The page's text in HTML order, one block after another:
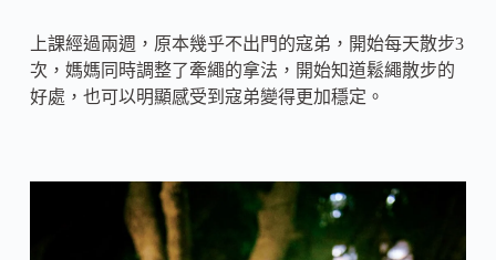
上課經過兩週，原本幾乎不出門的寇弟，開始每天散步3
次，媽媽同時調整了牽繩的拿法，開始知道鬆繩散步的
好處，也可以明顯感受到寇弟變得更加穩定。